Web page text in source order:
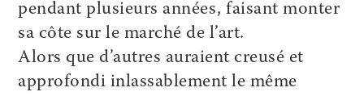
pendant plusieurs années, faisant monter
sa côte sur le marché de l’art.
Alors que d’autres auraient creusé et
approfondi inlassablement le même